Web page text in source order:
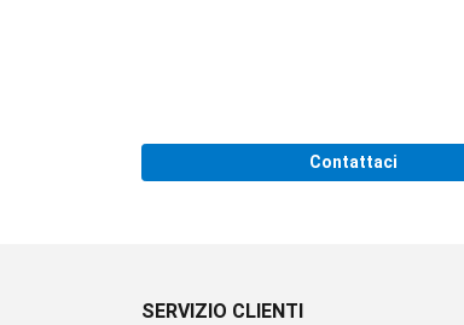
Contattaci
SERVIZIO CLIENTI